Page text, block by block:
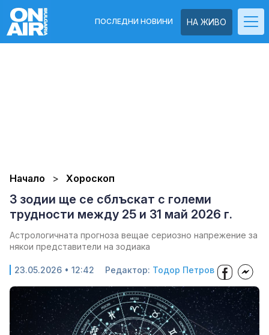
НА ЖИВО
ПОСЛЕДНИ НОВИНИ
Начало Хороскоп
3 зодии ще се сблъскат с големи
трудности между 25 и 31 май 2026 г.
Астрологичната прогноза вещае сериозно напрежение за
някои представители на зодиака
23.05.2026 • 12:42 Редактор: Тодор Петров